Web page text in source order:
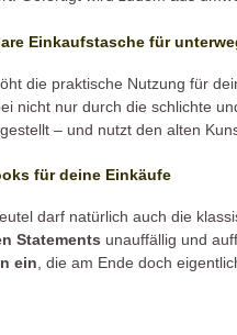
Einkaufstasche für
die praktische Nutzung für
nicht nur durch die schlichte
– und nutzt den alten
für deine Einkäufe
darf natürlich auch die
Statements unauffällig und
ein , die am Ende doch